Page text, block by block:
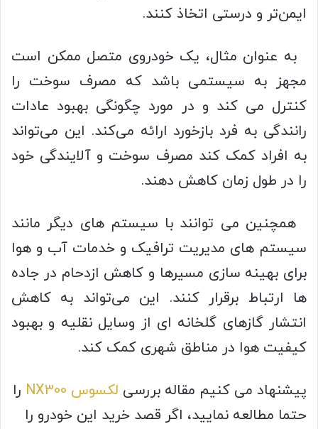
ایمن‌تر و درستی اتخاذ کنند.
به‌ عنوان‌ مثال، یک خودروی متصل ممکن است
مجهز به سیستمی باشد که مصرف سوخت را
کنترل می‌ کند و در مورد چگونگی بهبود عادات
رانندگی به فرد بازخورد ارائه می‌کند. این می‌تواند
به افراد کمک کند مصرف سوخت و آلایندگی خود
را در طول زمان کاهش دهند.
همچنین می‌ توانند با سیستم‌ های دیگر مانند
سیستم‌ های مدیریت ترافیک و خدمات آب‌ و هوا
برای بهینه‌ سازی مسیرها و کاهش ازدحام در جاده‌
ها ارتباط برقرار کنند. این می‌تواند به کاهش
انتشار گازهای گلخانه‌ ای از وسایل نقلیه و بهبود
کیفیت هوا در مناطق شهری کمک کند.
پیشنهاد می کنیم مقاله بررسی لکسوس NX300
را
حتما مطالعه نمایید، اگر قصد خرید این خودرو را